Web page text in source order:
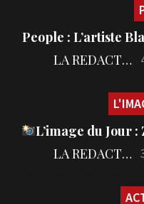
People : L’artiste
LA REDACTION
L’image du Jour
LA REDACTION